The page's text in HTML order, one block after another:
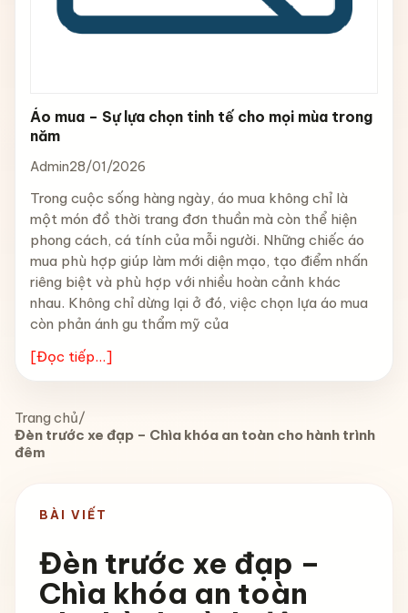
Áo mua – Sự lựa chọn tinh tế cho mọi mùa trong
năm
Admin28/01/2026
Trong cuộc sống hàng ngày, áo mua không chỉ là
một món đồ thời trang đơn thuần mà còn thể hiện
phong cách, cá tính của mỗi người. Những chiếc áo
mua phù hợp giúp làm mới diện mạo, tạo điểm nhấn
riêng biệt và phù hợp với nhiều hoàn cảnh khác
nhau. Không chỉ dừng lại ở đó, việc chọn lựa áo mua
còn phản ánh gu thẩm mỹ của
[Đọc tiếp...]
Trang chủ/
Đèn trước xe đạp – Chìa khóa an toàn cho hành trình
đêm
BÀI VIẾT
Đèn trước xe đạp –
Chìa khóa an toàn